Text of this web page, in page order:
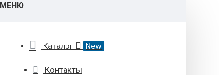
МЕНЮ
Каталог New
Контакты